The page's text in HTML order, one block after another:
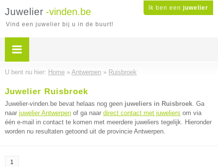
Ik ben een juwelier
Juwelier -vinden.be
Vind een juwelier bij u in de buurt!
U bent nu hier: Home » Antwerpen » Ruisbroek
Juwelier Ruisbroek
Juwelier-vinden.be bevat helaas nog geen juweliers in Ruisbroek. Ga
naar juwelier Antwerpen of ga naar direct contact met juweliers om via
één e-mail in contact te komen met meerdere juweliers tegelijk. Hieronder
worden nu resultaten getoond uit de provincie Antwerpen.
1